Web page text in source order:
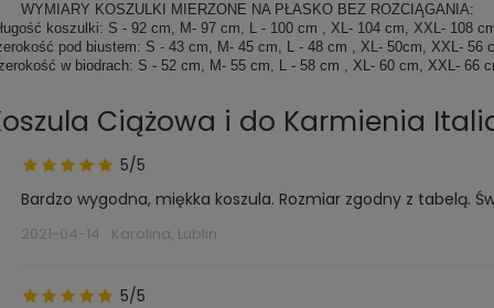
WYMIARY KOSZULKI MIERZONE NA PŁASKO BEZ ROZCIĄGANIA:
koszulki: S - 92 cm, M- 97 cm, L - 100 cm , XL- 104 cm, XXL- 108
pod biustem: S - 43 cm, M- 45 cm, L - 48 cm , XL- 50cm, XXL- 56
w biodrach: S - 52 cm, M- 55 cm, L - 58 cm , XL- 60 cm, XXL- 66
Ciążowa i do Karmienia
5/5
Bardzo wygodna, miękka koszula. Rozmiar zgodny z tabelą.
2021-04-14 Karolina, Lublin
5/5